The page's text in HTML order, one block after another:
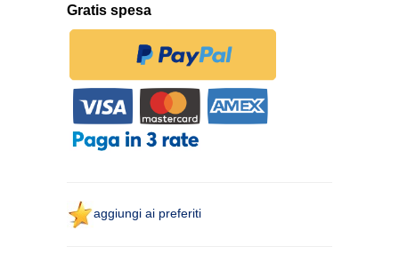
Gratis spesa
aggiungi ai preferiti